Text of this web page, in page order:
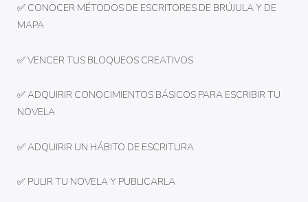
✅ CONOCER MÉTODOS DE ESCRITORES DE BRÚJULA Y DE
MAPA
✅ VENCER TUS BLOQUEOS CREATIVOS
✅ ADQUIRIR CONOCIMIENTOS BÁSICOS PARA ESCRIBIR TU
NOVELA
✅ ADQUIRIR UN HÁBITO DE ESCRITURA
✅ PULIR TU NOVELA Y PUBLICARLA